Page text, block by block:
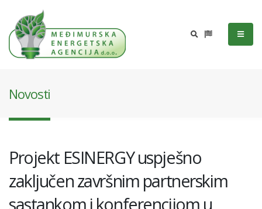
Novosti
Projekt ESINERGY uspješno
zaključen završnim partnerskim
sastankom i konferencijom u